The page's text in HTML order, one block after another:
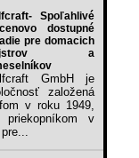
Spoľahlivé
dostupné
pre domacich
a
GmbH je
založená
v roku 1949,
v